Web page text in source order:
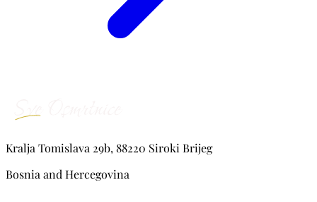
Kralja Tomislava 29b, 88220 Siroki Brijeg
Bosnia and Hercegovina